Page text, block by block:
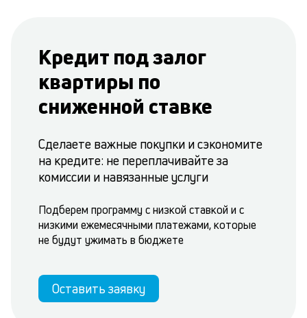
Кредит под залог
квартиры по
сниженной ставке
Сделаете важные покупки и сэкономите
на кредите: не переплачивайте за
комиссии и навязанные услуги
Подберем программу с низкой ставкой и с
низкими ежемесячными платежами, которые
не будут ужимать в бюджете
Оставить заявку